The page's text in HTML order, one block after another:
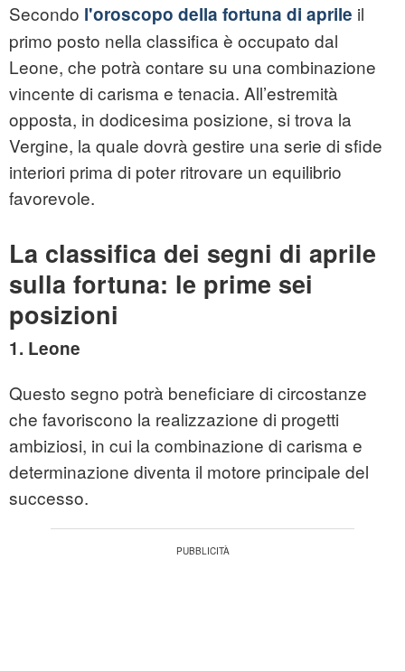
Secondo l'oroscopo della fortuna di aprile il
primo posto nella classifica è occupato dal
Leone, che potrà contare su una combinazione
vincente di carisma e tenacia. All’estremità
opposta, in dodicesima posizione, si trova la
Vergine, la quale dovrà gestire una serie di sfide
interiori prima di poter ritrovare un equilibrio
favorevole.
La classifica dei segni di aprile
sulla fortuna: le prime sei
posizioni
1. Leone
Questo segno potrà beneficiare di circostanze
che favoriscono la realizzazione di progetti
ambiziosi, in cui la combinazione di carisma e
determinazione diventa il motore principale del
successo.